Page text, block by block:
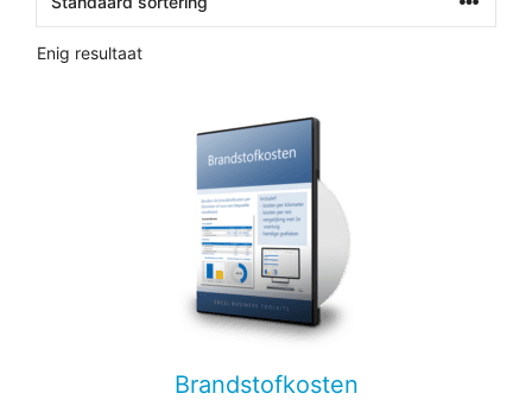
Enig resultaat
Brandstofkosten